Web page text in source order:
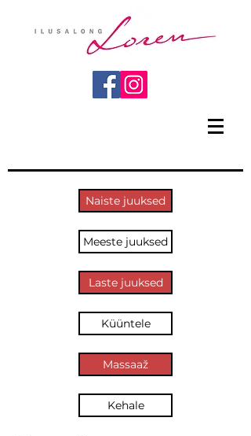
Kehale
Massaaž
Küüntele
Laste juuksed
Meeste juuksed
Naiste juuksed